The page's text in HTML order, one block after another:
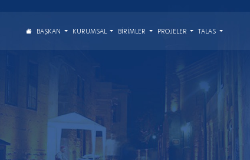
BAŞKAN KURUMSAL BIRIMLER PROJELER TALAS